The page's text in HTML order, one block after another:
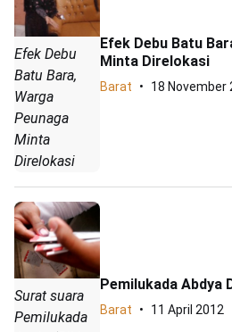
Efek Debu
Batu Bara,
Warga
Peunaga
Minta
Direlokasi
Efek Debu Batu
Minta Direlokasi
Barat 18 November
Surat suara
Pemilukada
Pemilukada Abdya
Barat 11 April 2012